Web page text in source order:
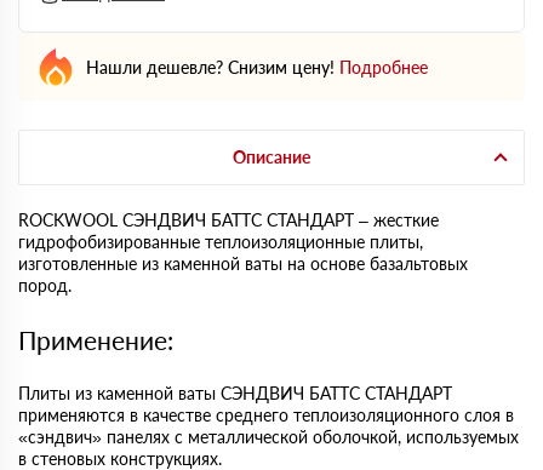
Нашли дешевле? Снизим цену! Подробнее
Описание
ROCKWOOL СЭНДВИЧ БАТТС СТАНДАРТ – жесткие
гидрофобизированные теплоизоляционные плиты,
изготовленные из каменной ваты на основе базальтовых
пород.
Применение:
Плиты из каменной ваты СЭНДВИЧ БАТТС СТАНДАРТ
применяются в качестве среднего теплоизоляционного слоя в
«сэндвич» панелях с металлической оболочкой, используемых
в стеновых конструкциях.